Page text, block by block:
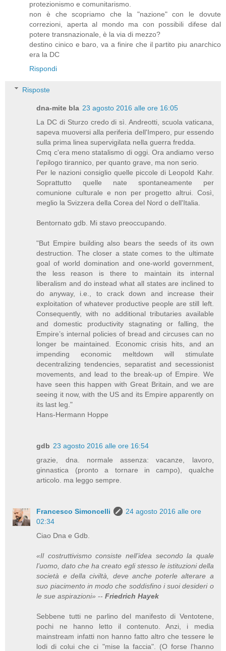
protezionismo e comunitarismo.
non è che scopriamo che la "nazione" con le dovute
correzioni, aperta al mondo ma con possibili difese dal
potere transnazionale, è la via di mezzo?
destino cinico e baro, va a finire che il partito piu anarchico
era la DC
Rispondi
Risposte
dna-mite bla 23 agosto 2016 alle ore 16:05
La DC di Sturzo credo di sì. Andreotti, scuola vaticana,
sapeva muoversi alla periferia dell'Impero, pur essendo
sulla prima linea supervigilata nella guerra fredda.
Cmq c'era meno statalismo di oggi. Ora andiamo verso
l'epilogo tirannico, per quanto grave, ma non serio.
Per le nazioni consiglio quelle piccole di Leopold Kahr.
Soprattutto quelle nate spontaneamente per
comunione culturale e non per progetto altrui. Così,
meglio la Svizzera della Corea del Nord o dell'Italia.
Bentornato gdb. Mi stavo preoccupando.
"But Empire building also bears the seeds of its own
destruction. The closer a state comes to the ultimate
goal of world domination and one-world government,
the less reason is there to maintain its internal
liberalism and do instead what all states are inclined to
do anyway, i.e., to crack down and increase their
exploitation of whatever productive people are still left.
Consequently, with no additional tributaries available
and domestic productivity stagnating or falling, the
Empire’s internal policies of bread and circuses can no
longer be maintained. Economic crisis hits, and an
impending economic meltdown will stimulate
decentralizing tendencies, separatist and secessionist
movements, and lead to the break-up of Empire. We
have seen this happen with Great Britain, and we are
seeing it now, with the US and its Empire apparently on
its last leg."
Hans-Hermann Hoppe
gdb 23 agosto 2016 alle ore 16:54
grazie, dna. normale assenza: vacanze, lavoro,
ginnastica (pronto a tornare in campo), qualche
articolo. ma leggo sempre.
Francesco Simoncelli
24 agosto 2016 alle ore
02:34
Ciao Dna e Gdb.
«Il costruttivismo consiste nell’idea secondo la quale
l’uomo, dato che ha creato egli stesso le istituzioni della
società e della civiltà, deve anche poterle alterare a
suo piacimento in modo che soddisfino i suoi desideri o
le sue aspirazioni» --Friedrich Hayek
Sebbene tutti ne parlino del manifesto di Ventotene,
pochi ne hanno letto il contenuto. Anzi, i media
mainstream infatti non hanno fatto altro che tessere le
lodi di colui che ci "mise la faccia". (O forse l'hanno